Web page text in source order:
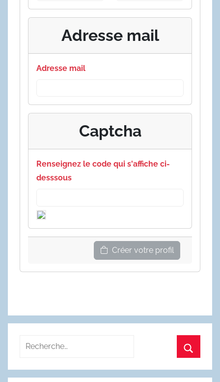
Adresse mail
Adresse mail
Captcha
Renseignez le code qui s'affiche ci-
desssous
Créer votre profil
Recherche
: